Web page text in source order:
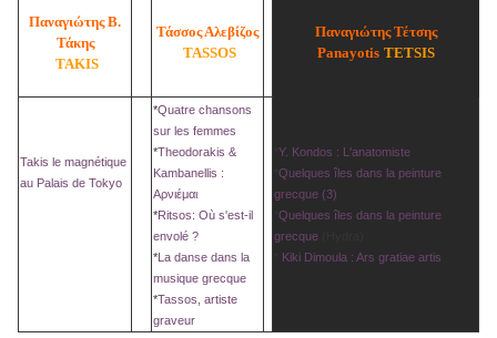
Παναγιώτης Β.
Τάκης
TAKIS
Τάσσος Αλεβίζος
TASSOS
Παναγιώτης Τέτσης
Panayotis TETSIS
Takis le magnétique
au Palais de Tokyo
*Quatre chansons
sur les femmes
*Theodorakis &
Kambanellis :
Αρνιέμαι
*Ritsos: Où s'est-il
envolé ?
*La danse dans la
musique grecque
*Tassos, artiste
graveur
Y. Kondos : L'anatomiste
Quelques îles dans la peinture
grecque (3)
Quelques îles dans la peinture
grecque
Kiki Dimoula : Ars gratiae artis